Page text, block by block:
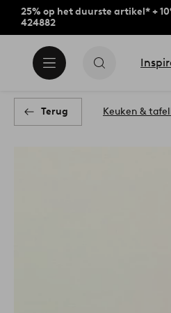
25% op het duurste artikel* +
424882
Terug Keuken &